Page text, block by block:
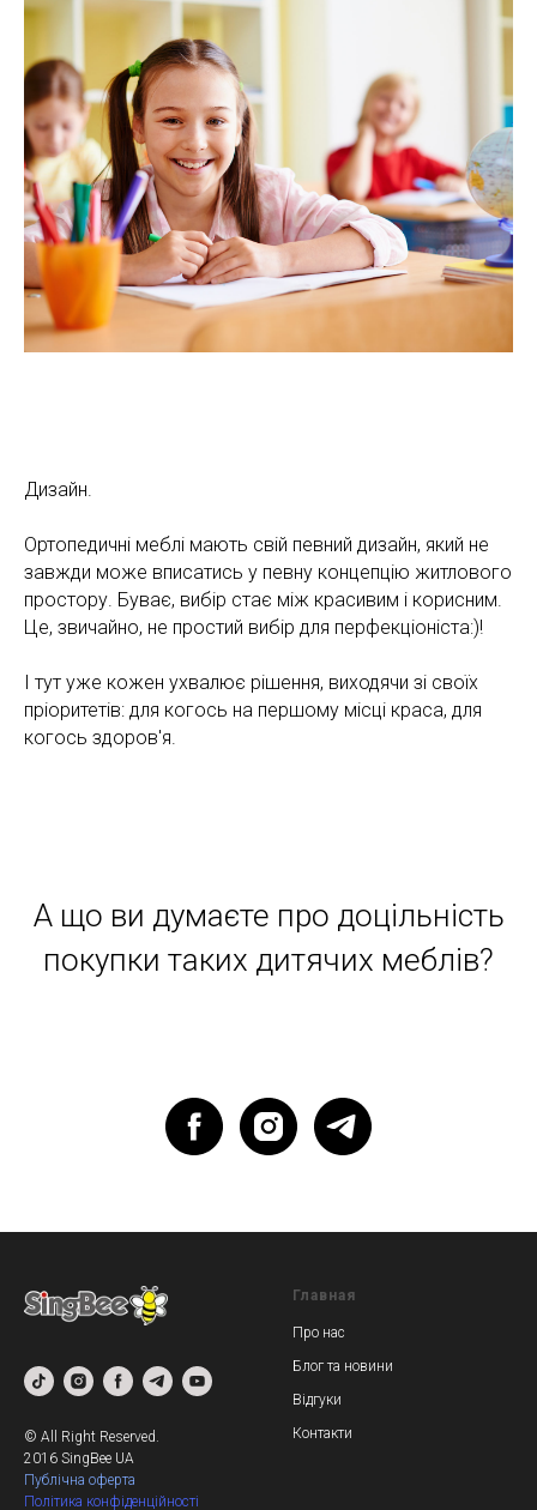
Дизайн.
Ортопедичні меблі мають свій певний дизайн, який не
завжди може вписатись у певну концепцію житлового
простору. Буває, вибір стає між красивим і корисним.
Це, звичайно, не простий вибір для перфекціоніста:)!
І тут уже кожен ухвалює рішення, виходячи зі своїх
пріоритетів: для когось на першому місці краса, для
когось здоров'я.
А що ви думаєте про доцільність
покупки таких дитячих меблів?
© All Right Reserved.
2016 SingBee UА
Публічна оферта
Політика конфіденційності
Главная
Про нас
Блог та новини
Відгуки
Контакти